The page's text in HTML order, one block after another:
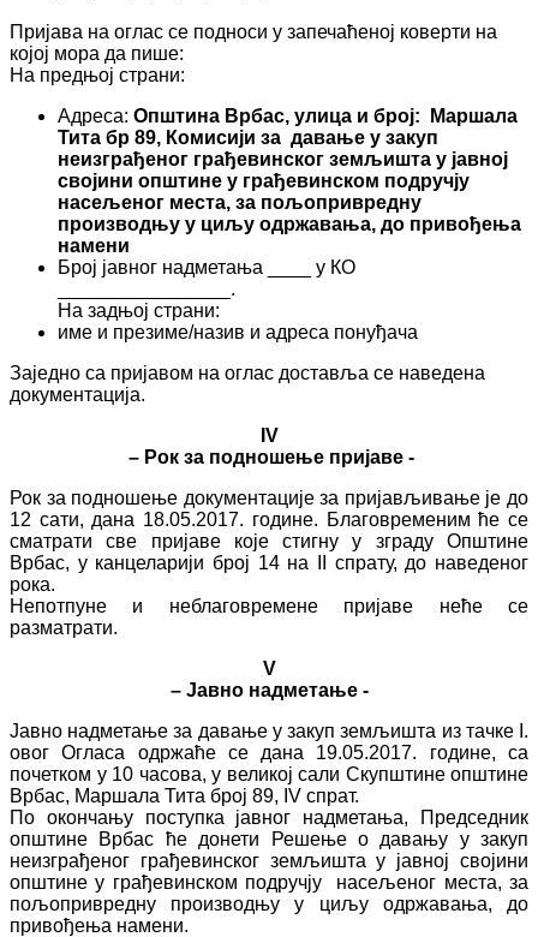
Пријава на оглас се подноси у запечаћеној коверти на
којој мора да пише:
На предњој страни:
Адреса: Општина Врбас, улица и број: Маршала
Тита бр 89, Комисији за давање у закуп
неизграђеног грађевинског земљишта у јавној
својини општине у грађевинском подручју
насељеног места, за пољопривредну
производњу у циљу одржавања, до привођења
намени
Број јавног надметања ____ у КО
________________.
На задњој страни:
име и презиме/назив и адреса понуђача
Заједно са пријавом на оглас доставља се наведена
документација.
IV
– Рок за подношење пријаве -
Рок за подношење документације за пријављивање је до
12 сати, дана 18.05.2017. године. Благовременим ће се
сматрати све пријаве које стигну у зграду Општине
Врбас, у канцеларији број 14 на II спрату, до наведеног
рока.
Непотпуне и неблаговремене пријаве неће се
разматрати.
V
– Јавно надметање -
Јавно надметање за давање у закуп земљишта из тачке I.
овог Огласа одржаће се дана 19.05.2017. године, са
почетком у 10 часова, у великој сали Скупштине општине
Врбас, Маршала Тита број 89, IV спрат.
По окончању поступка јавног надметања, Председник
општине Врбас ће донети Решење о давању у закуп
неизграђеног грађевинског земљишта у јавној својини
општине у грађевинском подручју насељеног места, за
пољопривредну производњу у циљу одржавања, до
привођења намени.